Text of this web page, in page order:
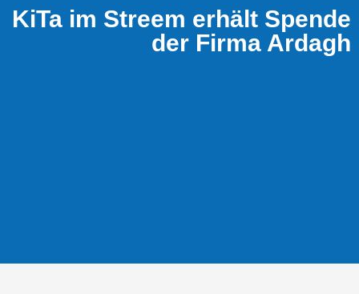
KiTa im Streem erhält Spende
der Firma Ardagh